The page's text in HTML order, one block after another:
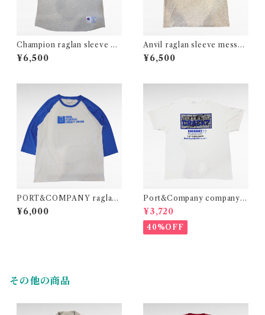
Champion raglan sleeve ba
seball print t-shirt
¥6,500
Anvil raglan sleeve messag
e print t-shirt
¥6,500
PORT&COMPANY raglan
sleeve print t-shirt
¥6,000
Port&Company company p
rint t-shirt
¥3,720
40%OFF
その他の商品